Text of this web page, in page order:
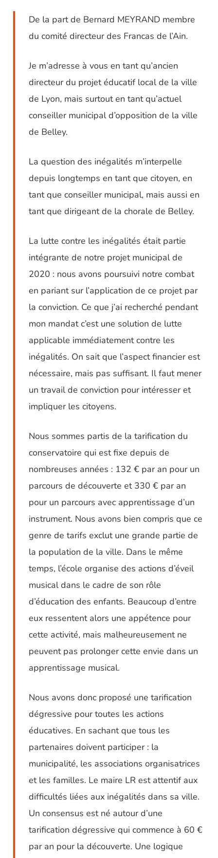
De la part de Bernard MEYRAND membre
du comité directeur des Francas de l’Ain.
Je m’adresse à vous en tant qu’ancien
directeur du projet éducatif local de la ville
de Lyon, mais surtout en tant qu’actuel
conseiller municipal d’opposition de la ville
de Belley.
La question des inégalités m’interpelle
depuis longtemps en tant que citoyen, en
tant que conseiller municipal, mais aussi en
tant que dirigeant de la chorale de Belley.
La lutte contre les inégalités était partie
intégrante de notre projet municipal de
2020 : nous avons poursuivi notre combat
en pariant sur l’application de ce projet par
la conviction. Ce que j’ai recherché pendant
mon mandat c’est une solution de lutte
applicable immédiatement contre les
inégalités. On sait que l’aspect financier est
nécessaire, mais pas suffisant. Il faut mener
un travail de conviction pour intéresser et
impliquer les citoyens.
Nous sommes partis de la tarification du
conservatoire qui est fixe depuis de
nombreuses années : 132 € par an pour un
parcours de découverte et 330 € par an
pour un parcours avec apprentissage d’un
instrument. Nous avons bien compris que ce
genre de tarifs exclut une grande partie de
la population de la ville. Dans le même
temps, l’école organise des actions d’éveil
musical dans le cadre de son rôle
d’éducation des enfants. Beaucoup d’entre
eux ressentent alors une appétence pour
cette activité, mais malheureusement ne
peuvent pas prolonger cette envie dans un
apprentissage musical.
Nous avons donc proposé une tarification
dégressive pour toutes les actions
éducatives. En sachant que tous les
partenaires doivent participer : la
municipalité, les associations organisatrices
et les familles. Le maire LR est attentif aux
difficultés liées aux inégalités dans sa ville.
Un consensus est né autour d’une
tarification dégressive qui commence à 60 €
par an pour la découverte. Une logique